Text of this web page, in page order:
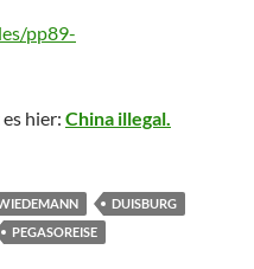
pp89-
hier: China illegal.
DUISBURG
PEGASOREISE